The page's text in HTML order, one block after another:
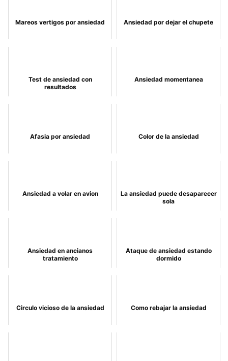
Mareos vertigos por ansiedad Ansiedad por dejar el chupete
Test de ansiedad con
resultados
Ansiedad momentanea
Afasia por ansiedad Color de la ansiedad
Ansiedad a volar en avion
La ansiedad puede desaparecer
sola
Ansiedad en ancianos
tratamiento
Ataque de ansiedad estando
dormido
Circulo vicioso de la ansiedad Como rebajar la ansiedad